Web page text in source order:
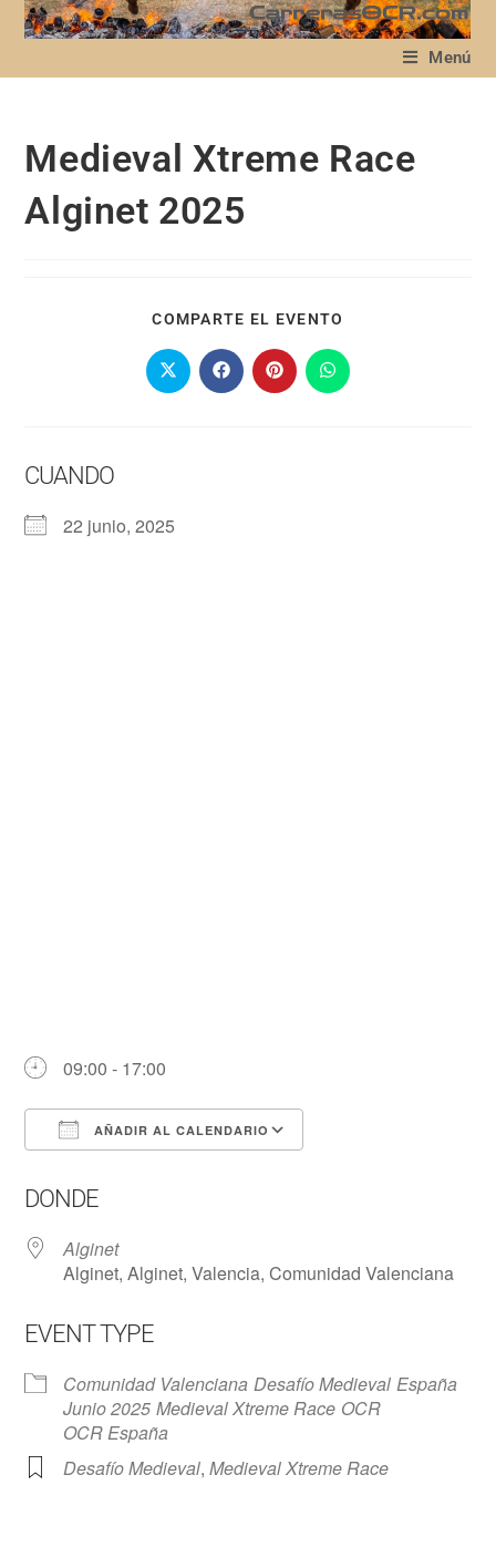
Menú
Medieval Xtreme Race
Alginet 2025
COMPARTE EL EVENTO
CUANDO
22 junio, 2025
09:00 - 17:00
AÑADIR AL CALENDARIO
DONDE
Alginet
Alginet, Alginet, Valencia, Comunidad Valenciana
EVENT TYPE
Comunidad Valenciana Desafío Medieval España
Junio 2025 Medieval Xtreme Race OCR
OCR España
Desafío Medieval,Medieval Xtreme Race